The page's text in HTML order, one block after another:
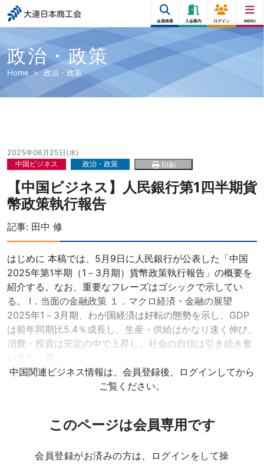
大連日本商工会
会員検索 入会案内 ログイン MENU
政治・政策
Home 政治・政策
2025年06月25日(水)
中国ビジネス
政治・政策 印刷
【中国ビジネス】人民銀行第1四半期貨
幣政策執行報告
記事: 田中 修
はじめに 本稿では、5月9日に人民銀行が公表した「中国
2025年第1半期（1－3月期）貨幣政策執行報告」の概要を
紹介する。なお、重要なフレーズはゴシックで示してい
る。 Ⅰ．当面の金融政策 １．マクロ経済・金融の展望
2025年1－3月期、わが国経済は好転の態勢を示し、GDP
は前年同期比5.4％成長し、生産・供給はかなり速く伸び、
消費・投資は安定の中で上昇し、社会の自信は引き続き奮
い立ち、質……
中国関連ビジネス情報は、会員登録後、ログインしてから
ご覧ください。
このページは会員専用です
会員登録がお済みの方は、ログインをして操